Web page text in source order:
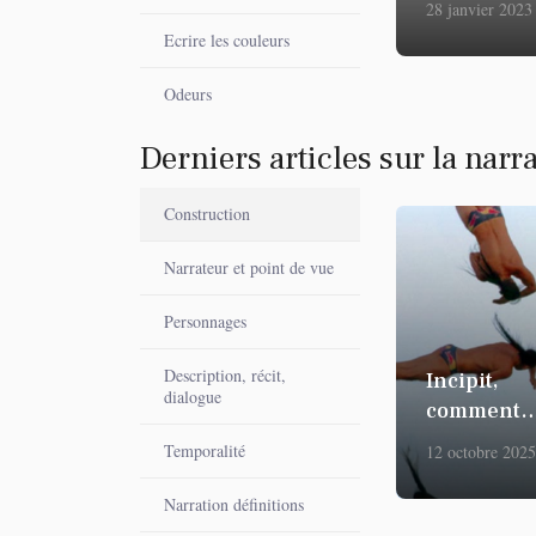
Ecrire les couleurs
Odeurs
28 janvier 2023
Derniers articles sur la
Construction
Narrateur et point de vue
Personnages
Description, récit,
dialogue
Temporalité
Narration définitions
Incipit,
comment
12 octobre 2025